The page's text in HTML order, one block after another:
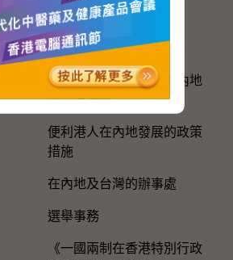
粵港澳大灣區建設
與內地區域合作
香港特別行政區政府與內地
的官方聯繫
便利港人在內地發展的政策
措施
在內地及台灣的辦事處
選舉事務
《一國兩制在香港特別行政